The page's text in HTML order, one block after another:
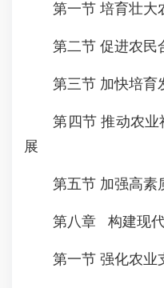
第一节 培育壮大
第二节 促进农民
第三节 加快培育
第四节 推动农业
展
第五节 加强高素
第八章 构建现代
第一节 强化农业